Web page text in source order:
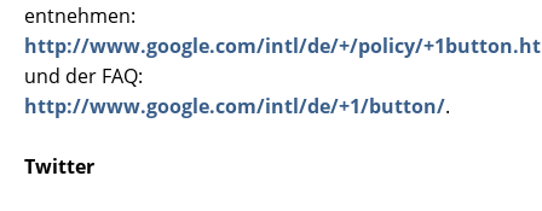
entnehmen:
http://www.google.com/intl/de/+/policy/
und der FAQ:
http://www.google.com/intl/de/+1/button/.
Twitter